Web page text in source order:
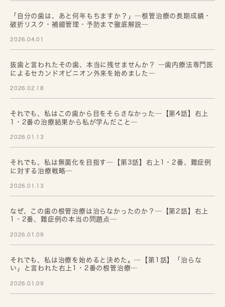
「自分の歯は、あと何年もちますか？」─根管治療の長期成績・
破折リスク・補綴管理・予防まで徹底解説─
2026.04.01
抜歯と言われたその歯、本当に残せませんか？ ―歯内療法専門医
によるセカンドオピニオン外来を始めました―
2026.02.18
それでも、私はこの歯から目をそらさなかった─【第4話】右上
1・2番の治療結果から私が学んだこと─
2026.01.13
それでも、私は無菌化を目指す─【第3話】右上1・2番、難症例
に対する治療戦略─
2026.01.13
なぜ、この歯の根管治療は治らなかったのか？─【第2話】右上
1・2番、難症例の本当の問題点─
2026.01.09
それでも、私は治療を始めると決めた。─【第1話】「治らな
い」と言われた右上1・2番の根管治療─
2026.01.09